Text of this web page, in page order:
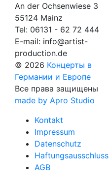
An der Ochsenwiese 3
55124 Mainz
Tel: 06131 - 62 72 444
E-mail: info@artist-
production.de
© 2026 Концерты в
Германии и Европе
Все права защищены
made by Apro Studio
Kontakt
Impressum
Datenschutz
Haftungsausschluss
AGB